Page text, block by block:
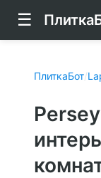
☰
ПлиткаБот/